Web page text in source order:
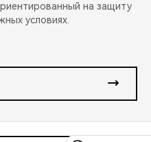
на защиту
условиях.